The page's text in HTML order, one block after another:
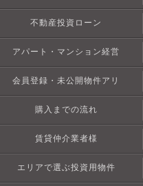
不動産投資ローン
アパート・マンション経営
会員登録・未公開物件アリ
購入までの流れ
賃貸仲介業者様
エリアで選ぶ投資用物件